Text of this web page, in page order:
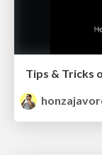
Tips & Tricks